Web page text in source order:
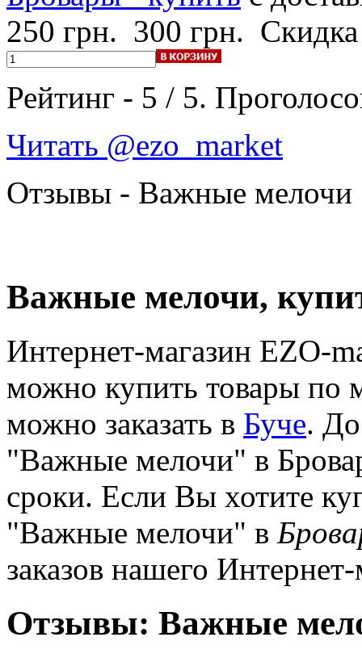
250 грн. 300 грн.
Рейтинг - 5 / 5.
Читать @ezo_market
Отзывы - Важные мелочи
Важные мелочи,
Интернет-магазин EZO-
можно купить товары по
можно заказать в Буче.
"Важные мелочи" в
сроки. Если Вы хотите
"Важные мелочи" в
заказов нашего
Отзывы: Важные